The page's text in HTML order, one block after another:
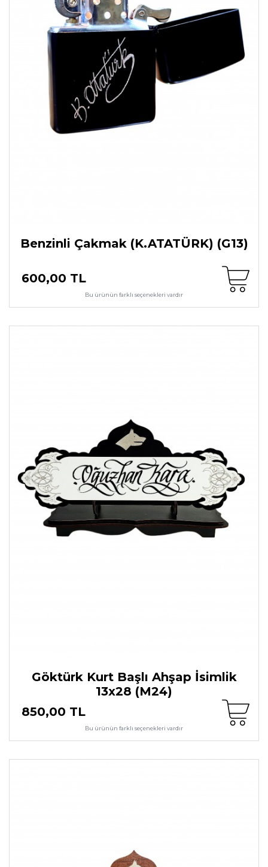
Benzinli Çakmak (K.ATATÜRK) (G13)
600,00 TL
Bu ürünün farklı seçenekleri vardır
Göktürk Kurt Başlı Ahşap İsimlik
13x28 (M24)
850,00 TL
Bu ürünün farklı seçenekleri vardır